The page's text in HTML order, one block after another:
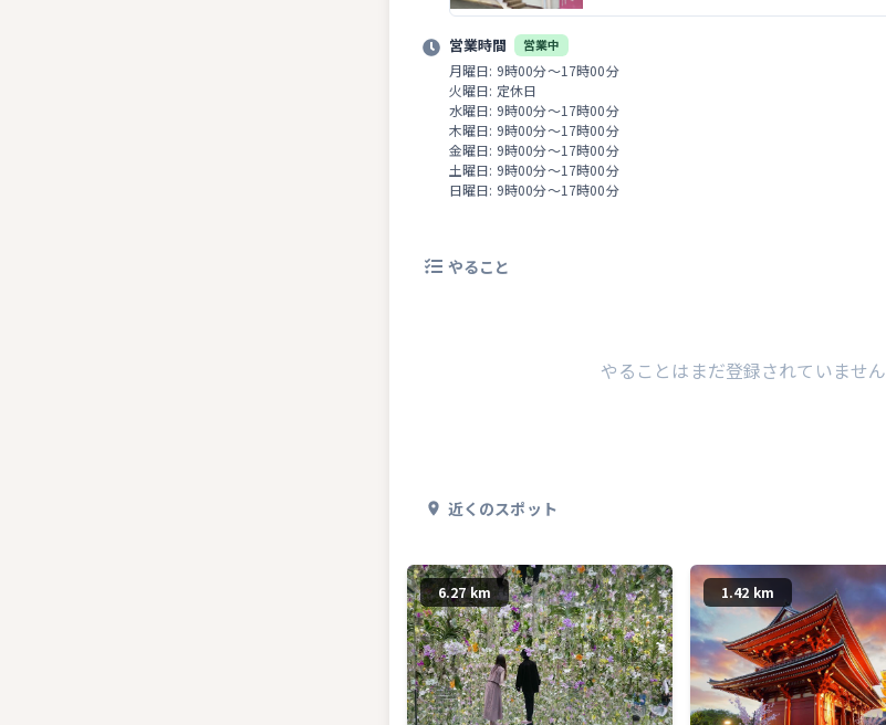
営業時間 営業中
月曜日: 9時00分～17時00分
火曜日: 定休日
水曜日: 9時00分～17時00分
木曜日: 9時00分～17時00分
金曜日: 9時00分～17時00分
土曜日: 9時00分～17時00分
日曜日: 9時00分～17時00分
やること
やることはまだ登録されていません
近くのスポット
6.27 km 1.42 km